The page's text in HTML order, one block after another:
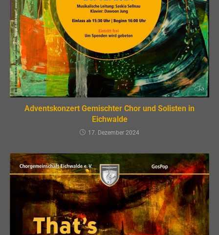
Adventskonzert Gemischter Chor und Solisten in
Eichwalde
17. Dezember 2024